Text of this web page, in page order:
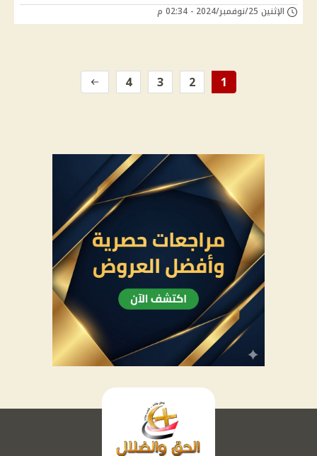
الإثنين 25/نوفمبر/2024 - 02:34 م
1
2
3
4